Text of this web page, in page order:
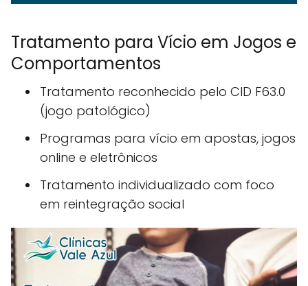
Tratamento para Vício em Jogos e
Comportamentos
Tratamento reconhecido pelo CID F63.0
(jogo patológico)
Programas para vício em apostas, jogos
online e eletrônicos
Tratamento individualizado com foco
em reintegração social